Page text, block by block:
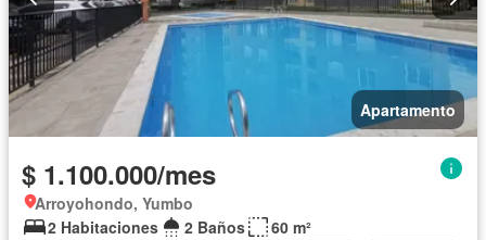
Apartamento
$ 1.100.000/mes
Arroyohondo, Yumbo
2 Habitaciones
2 Baños
60 m²